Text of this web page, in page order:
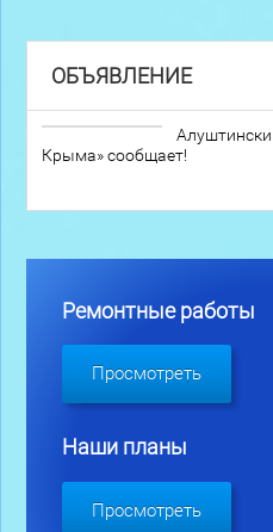
ОБЪЯВЛЕНИЕ
Крыма» сообщает!
Ремонтные работы
Просмотреть
Наши планы
Просмотреть